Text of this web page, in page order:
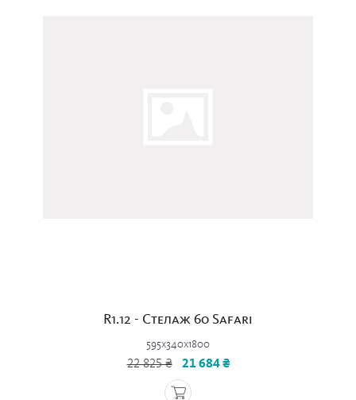
R1.12 - Стелаж 60 Safari
595x340x1800
22 825 ₴ 21 684 ₴